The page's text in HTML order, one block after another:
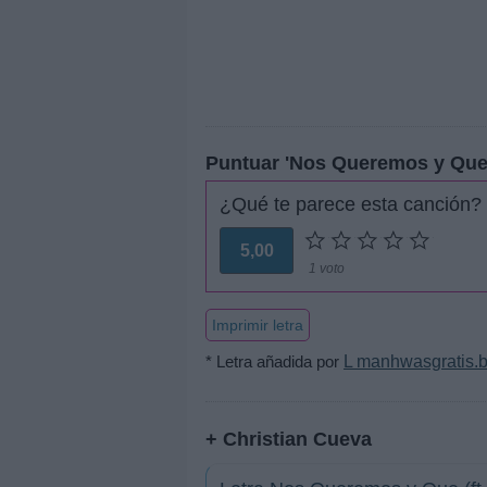
Puntuar 'Nos Queremos y
¿Qué te parece esta canción?
5,00
1 voto
Imprimir letra
* Letra añadida por L
+ Christian Cueva